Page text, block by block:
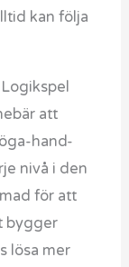
kan följa
att
hand-
nivå i den
för att
bygger
lösa mer